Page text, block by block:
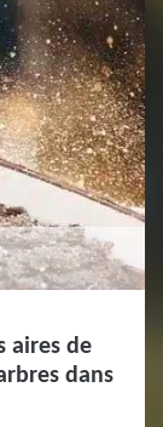
aires de
dans